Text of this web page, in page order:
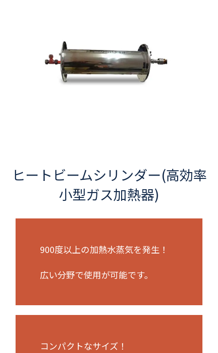
ヒートビームシリンダー(高効率
小型ガス加熱器)
900度以上の加熱水蒸気を発生！
広い分野で使用が可能です。
コンパクトなサイズ！